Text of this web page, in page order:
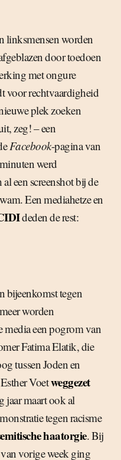
linksmensen worden
door toedoen
met ongure
voor rechtvaardigheid
plek zoeken
zeg! – een
Facebook-pagina van
werd
een screenshot bij de
Een mediahetze en
deden de rest:
bijeenkomst tegen
worden
media een pogrom van
Fatima Elatik, die
tussen Joden en
Voetweggezet
jaar maart ook al
tegen racisme
haatorgie. Bij
vorige week ging